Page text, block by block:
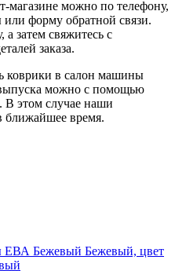
можно по телефону,
форму обратной связи.
а затем свяжитесь с
заказа.
коврики в салон машины
можно с помощью
В этом случае наши
ближайшее время.